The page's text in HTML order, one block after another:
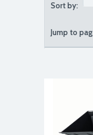
Sort by:
Jump to